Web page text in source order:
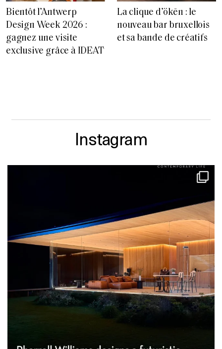
Bientôt l’Antwerp
Design Week 2026 :
gagnez une visite
exclusive grâce à IDEAT
La clique d’ökēn : le
nouveau bar bruxellois
et sa bande de créatifs
Instagram